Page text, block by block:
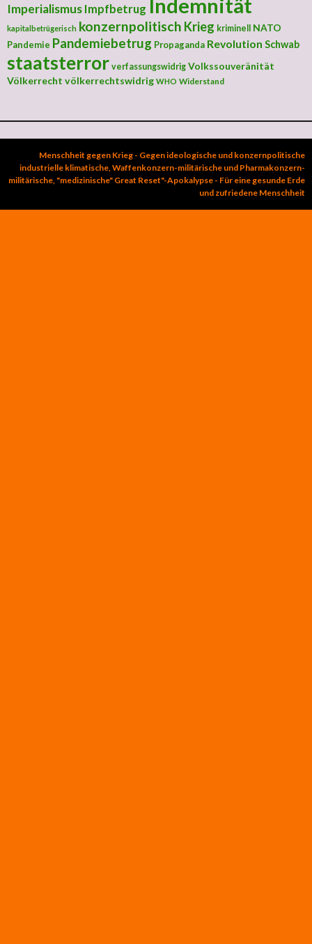
Imperialismus Impfbetrug Indemnität
kapitalbetrügerisch konzernpolitisch Krieg kriminell
NATO
Pandemie Pandemiebetrug Propaganda Revolution Schwab
staatsterror verfassungswidrig Volkssouveränität
Völkerrecht völkerrechtswidrig WHO Widerstand
Menschheit gegen Krieg - Gegen ideologische und konzernpolitische
industrielle klimatische, Waffenkonzern-militärische und Pharmakonzern-
militärische, "medizinische" Great Reset"-Apokalypse - Für eine gesunde Erde
und zufriedene Menschheit